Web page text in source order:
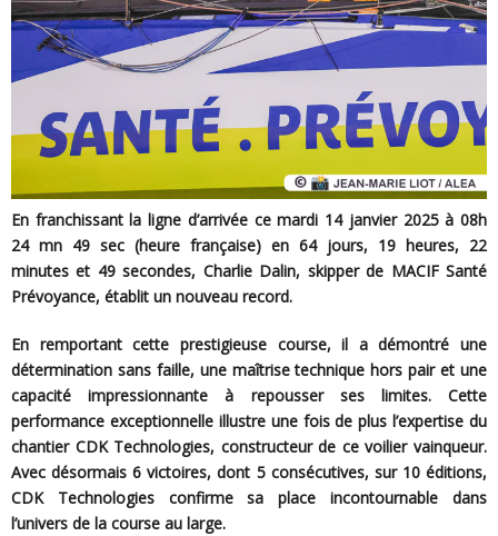
En franchissant la ligne d’arrivée ce mardi 14 janvier 2025 à 08h
24 mn 49 sec (heure française) en 64 jours, 19 heures, 22
minutes et 49 secondes, Charlie Dalin, skipper de MACIF Santé
Prévoyance, établit un nouveau record.
En remportant cette prestigieuse course, il a démontré une
détermination sans faille, une maîtrise technique hors pair et une
capacité impressionnante à repousser ses limites. Cette
performance exceptionnelle illustre une fois de plus l’expertise du
chantier CDK Technologies, constructeur de ce voilier vainqueur.
Avec désormais 6 victoires, dont 5 consécutives, sur 10 éditions,
CDK Technologies confirme sa place incontournable dans
l’univers de la course au large.